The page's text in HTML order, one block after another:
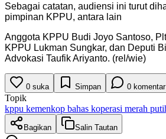
Sebagai catatan, audiensi ini turut
pimpinan KPPU, antara lain
Anggota KPPU Budi Joyo Santoso,
KPPU Lukman Sungkar, dan Deputi
Advokasi Taufik Ariyanto. (rel/wie)
0 suka Simpan 0 komentar
Topik
kppu kemenkop bahas koperasi merah
Bagikan Salin Tautan